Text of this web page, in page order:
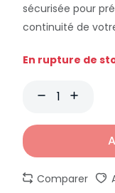
sécurisée pour
continuité de
En rupture de
Comparer